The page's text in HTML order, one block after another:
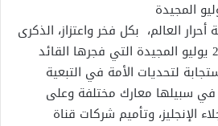
العالم، بكل فخر واعتزاز، الذكرى
التاسعة والستين لثورة 23 يوليو المجيدة التي فجرها القائد
لتحديات الأمة في التبعية
في سبيلها معارك مختلفة وعلى
الإنجليز، وتأميم شركات قناة